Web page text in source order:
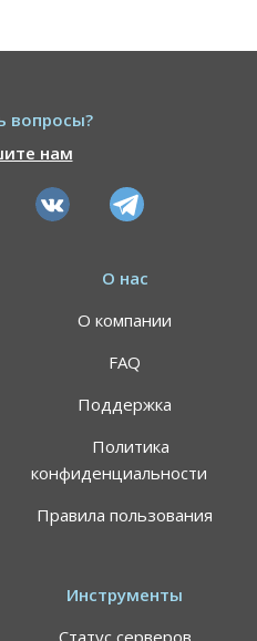
вопросы?
нам
О нас
О компании
FAQ
Поддержка
Политика
конфиденциальности
Правила пользования
Инструменты
Статус серверов